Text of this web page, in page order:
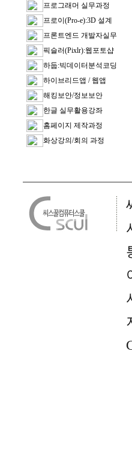
프로그래머 실무과정
프로이(Pro-e):3D 설계
프론트엔드 개발자실무
픽슬러(Pixlr):웹포토샵
하둡:빅데이터분석코딩
하이브리드앱 / 웹앱
해킹보안/정보보안
한글 실무활용강좌
홈페이지 제작과정
화상강의/회의 과정